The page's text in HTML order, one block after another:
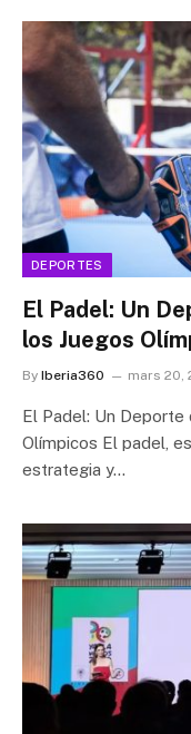
DEPORTES
El Padel: Un
los Juegos
By Iberia360 mars 20,
El Padel: Un Deporte
Olímpicos El padel,
estrategia y…